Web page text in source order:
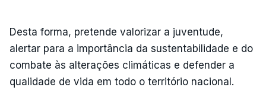
Desta forma, pretende valorizar a juventude,
alertar para a importância da sustentabilidade e do
combate às alterações climáticas e defender a
qualidade de vida em todo o território nacional.